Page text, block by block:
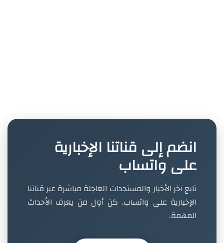
انضم إلى قناتنا الإخبارية
على واتساب
تابع آخر الأخبار والمستجدات العاجلة مباشرة عبر قناتنا
الإخبارية على واتساب. كن أول من يعرف الأحداث
المهمة.